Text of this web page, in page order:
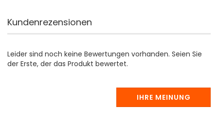
Kundenrezensionen
Leider sind noch keine Bewertungen vorhanden. Seien Sie
der Erste, der das Produkt bewertet.
IHRE MEINUNG